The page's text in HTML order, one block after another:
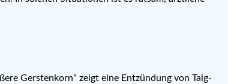
Gerstenkorn“ zeigt eine Entzündung von Talg-